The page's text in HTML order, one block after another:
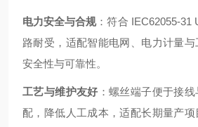
电力安全与合规：符合 IEC62055‑31
路耐受，适配智能电网、电力计量
安全性与可靠性。
工艺与维护友好 ：螺丝端子便于接
配，降低人工成本，适配长期量产